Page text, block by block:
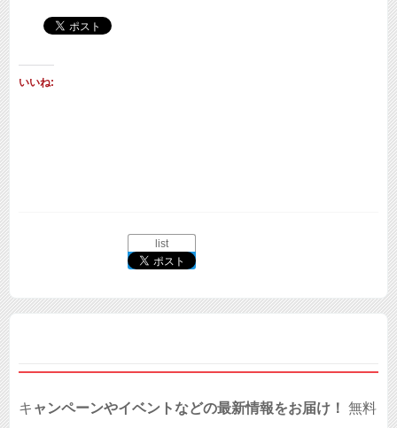
いいね:
list
キ ャンペーンやイベントなどの最新情報をお届け！ 無料